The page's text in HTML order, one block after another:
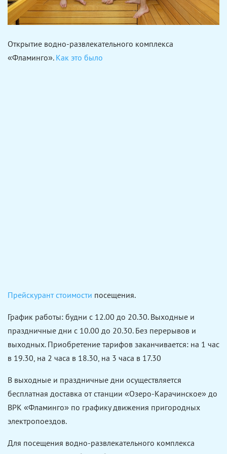
Открытие водно-развлекательного комплекса
«Фламинго». Как это было
Прейскурант стоимости посещения.
График работы: будни с 12.00 до 20.30. Выходные и
праздничные дни с 10.00 до 20.30. Без перерывов и
выходных. Приобретение тарифов заканчивается: на 1 час
в 19.30, на 2 часа в 18.30, на 3 часа в 17.30
В выходные и праздничные дни осуществляется
бесплатная доставка от станции «Озеро-Карачинское» до
ВРК «Фламинго» по графику движения пригородных
электропоездов​.
Для посещения водно-развлекательного комплекса